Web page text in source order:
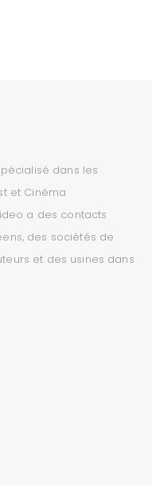
dans les
et Cinéma
a des contacts
des sociétés de
et des usines dans